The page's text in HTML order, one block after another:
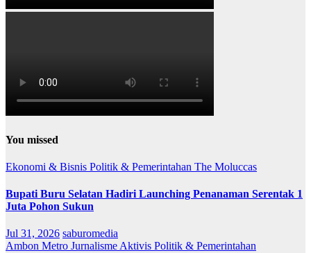
You missed
Ekonomi & Bisnis Politik & Pemerintahan The Moluccas
Bupati Buru Selatan Hadiri Launching Penanaman Serentak 1
Juta Pohon Sukun
Jul 31, 2026 saburomedia
Ambon Metro Jurnalisme Aktivis Politik & Pemerintahan